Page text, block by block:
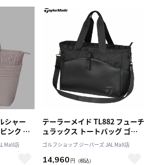
シャー
ンク ゴ
年モデ
Mall店
テーラーメイド TL882 フューチ
ュラックス トートバッグ ゴル
フ TaylorMade 2026年モデル
日本正規品
ゴルフショップ ジーパーズ JAL Mall店
14,960 円 （税込）